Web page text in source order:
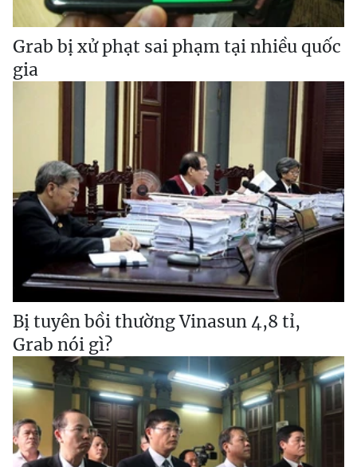
Grab bị xử phạt sai phạm tại nhiều quốc
gia
Bị tuyên bồi thường Vinasun 4,8 tỉ,
Grab nói gì?